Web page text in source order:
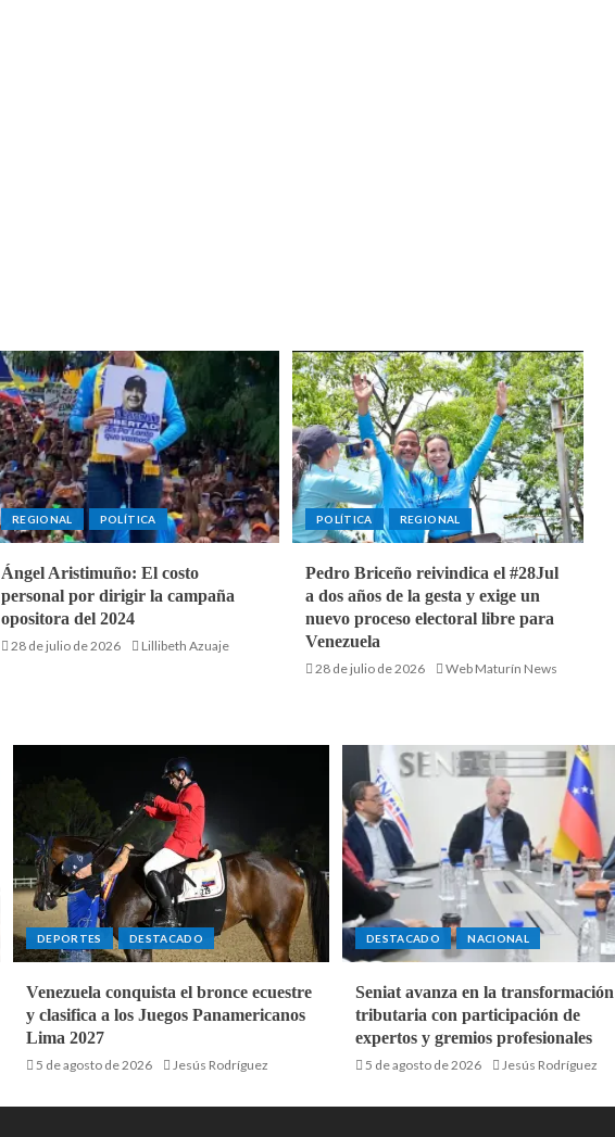
REGIONAL POLÍTICA
Ángel Aristimuño: El costo
personal por dirigir la campaña
opositora del 2024
28 de julio de 2026 Lillibeth Azuaje
POLÍTICA REGIONAL
‎Pedro Briceño reivindica el #28Jul
a dos años de la gesta y exige un
nuevo proceso electoral libre para
Venezuela
28 de julio de 2026 Web Maturín News
DEPORTES DESTACADO
Venezuela conquista el bronce ecuestre
y clasifica a los Juegos Panamericanos
Lima 2027
5 de agosto de 2026 Jesús Rodríguez
DESTACADO NACIONAL
Seniat avanza en la transformación
tributaria con participación de
expertos y gremios profesionales
5 de agosto de 2026 Jesús Rodríguez